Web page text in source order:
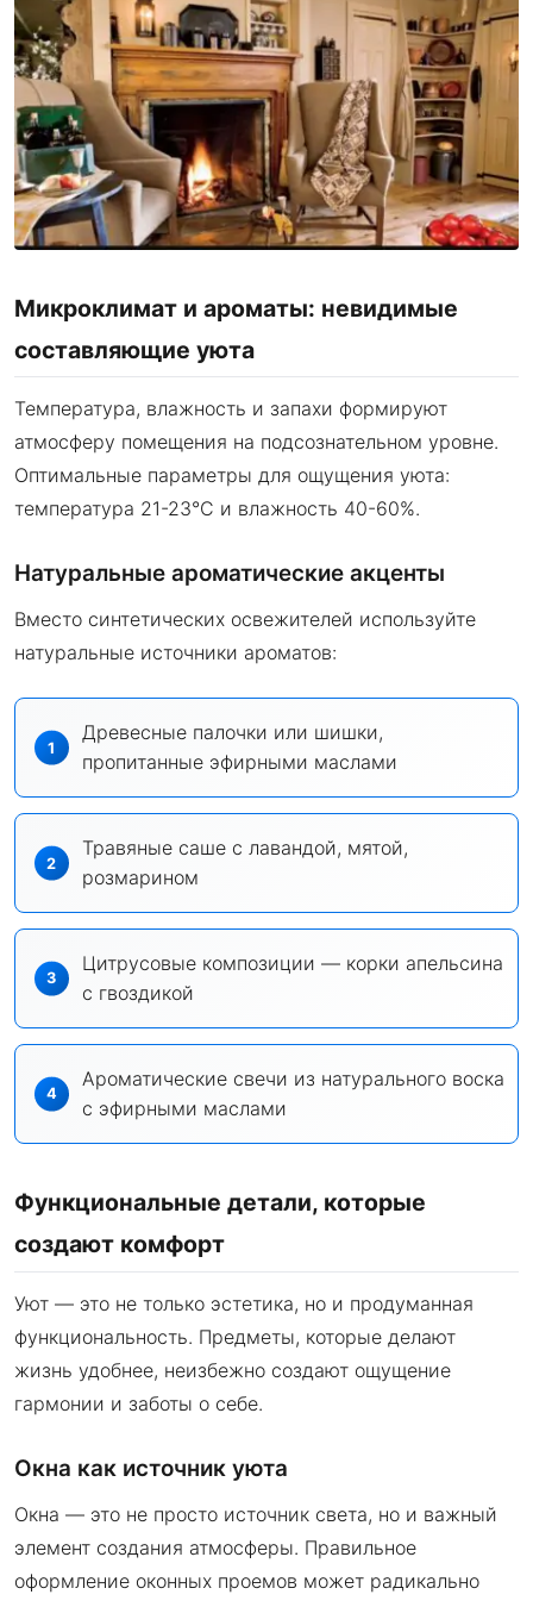
Микроклимат и ароматы: невидимые
составляющие уюта
Температура, влажность и запахи формируют
атмосферу помещения на подсознательном уровне.
Оптимальные параметры для ощущения уюта:
температура 21-23°C и влажность 40-60%.
Натуральные ароматические акценты
Вместо синтетических освежителей используйте
натуральные источники ароматов:
Древесные палочки или шишки,
пропитанные эфирными маслами
Травяные саше с лавандой, мятой,
розмарином
Цитрусовые композиции — корки апельсина
с гвоздикой
Ароматические свечи из натурального воска
с эфирными маслами
Функциональные детали, которые
создают комфорт
Уют — это не только эстетика, но и продуманная
функциональность. Предметы, которые делают
жизнь удобнее, неизбежно создают ощущение
гармонии и заботы о себе.
Окна как источник уюта
Окна — это не просто источник света, но и важный
элемент создания атмосферы. Правильное
оформление оконных проемов может радикально